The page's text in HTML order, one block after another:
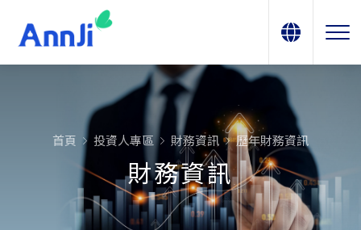
首頁 投資人專區 財務資訊 歷年財務資訊
財務資訊